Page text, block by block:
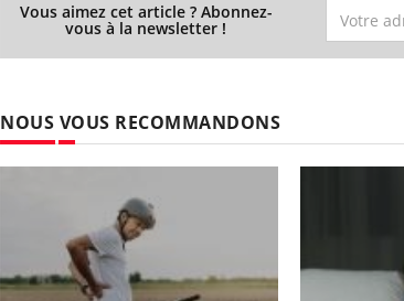
Vous aimez cet article ? Abonnez-
vous à la newsletter !
NOUS VOUS RECOMMANDONS